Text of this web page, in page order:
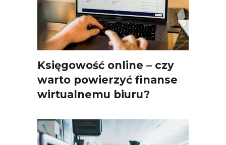
Księgowość online – czy
warto powierzyć finanse
wirtualnemu biuru?